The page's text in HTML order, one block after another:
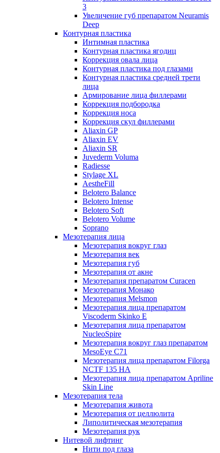
3
Увеличение губ препаратом Neuramis
Deep
Контурная пластика
Интимная пластика
Контурная пластика ягодиц
Коррекция овала лица
Контурная пластика под глазами
Контурная пластика средней трети
лица
Армирование лица филлерами
Коррекция подбородка
Коррекция носа
Коррекция скул филлерами
Aliaxin GP
Aliaxin EV
Aliaxin SR
Juvederm Voluma
Radiesse
Stylage XL
AestheFill
Belotero Balance
Belotero Intense
Belotero Soft
Belotero Volume
Soprano
Мезотерапия лица
Мезотерапия вокруг глаз
Мезотерапия век
Мезотерапия губ
Мезотерапия от акне
Мезотерапия препаратом Curacen
Мезотерапия Монако
Мезотерапия Melsmon
Мезотерапия лица препаратом
Viscoderm Skinko E
Мезотерапия лица препаратом
NucleoSpire
Мезотерапия вокруг глаз препаратом
MesoEye С71
Мезотерапия лица препаратом Filorga
NCTF 135 HA
Мезотерапия лица препаратом Apriline
Skin Line
Мезотерапия тела
Мезотерапия живота
Мезотерапия от целлюлита
Липолитическая мезотерапия
Мезотерапия рук
Нитевой лифтинг
Нити под глаза